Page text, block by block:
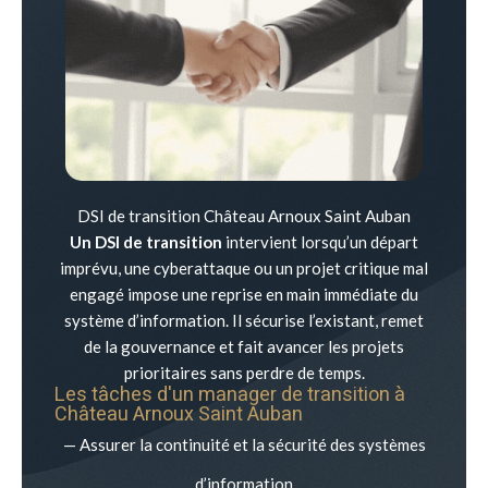
DSI de transition Château Arnoux Saint Auban
Un DSI de transition intervient lorsqu’un départ
imprévu, une cyberattaque ou un projet critique mal
engagé impose une reprise en main immédiate du
système d’information. Il sécurise l’existant, remet
de la gouvernance et fait avancer les projets
prioritaires sans perdre de temps.
Les tâches d'un manager de transition à
Château Arnoux Saint Auban
— Assurer la continuité et la sécurité des systèmes
d’information